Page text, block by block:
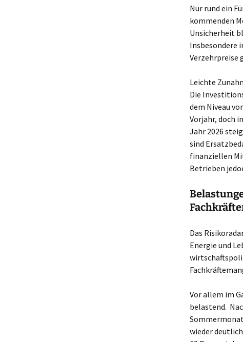
Nur rund ein
kommenden
Unsicherheit
Insbesondere
Verzehrpreise
Leichte
Die
dem Niveau
Vorjahr, doch
Jahr 2026
sind
finanziellen
Betrieben
Das
Energie und
Vor allem im
belastend.
wieder